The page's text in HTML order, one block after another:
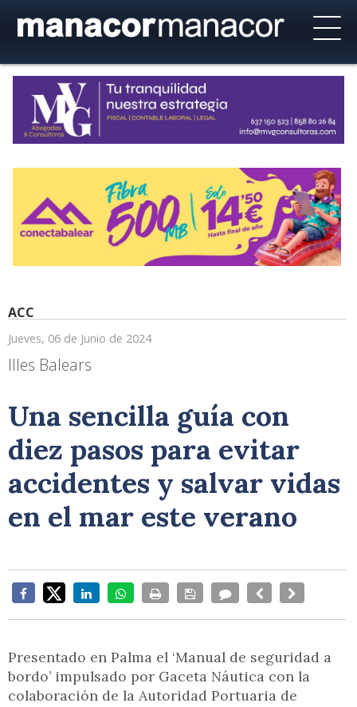
ACC
Jueves, 06 de Junio de 2024
Illes Balears
Una sencilla guía con
diez pasos para evitar
accidentes y salvar vidas
en el mar este verano
Presentado en Palma el ‘Manual de seguridad a
bordo’ impulsado por Gaceta Náutica con la
colaboración de la Autoridad Portuaria de